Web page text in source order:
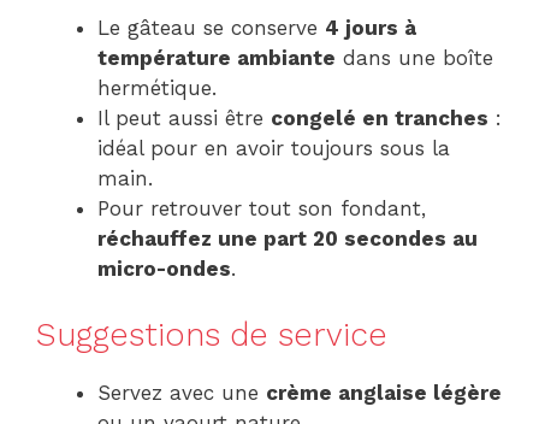
Le gâteau se conserve 4 jours à
température ambiante dans une boîte
hermétique.
Il peut aussi être congelé en tranches :
idéal pour en avoir toujours sous la
main.
Pour retrouver tout son fondant,
réchauffez une part 20 secondes au
micro-ondes.
Suggestions de service
Servez avec une crème anglaise légère